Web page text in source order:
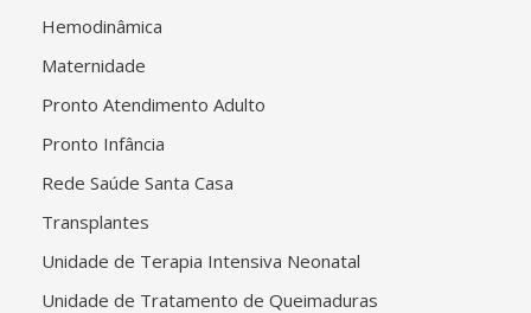
Hemodinâmica
Maternidade
Pronto Atendimento Adulto
Pronto Infância
Rede Saúde Santa Casa
Transplantes
Unidade de Terapia Intensiva Neonatal
Unidade de Tratamento de Queimaduras